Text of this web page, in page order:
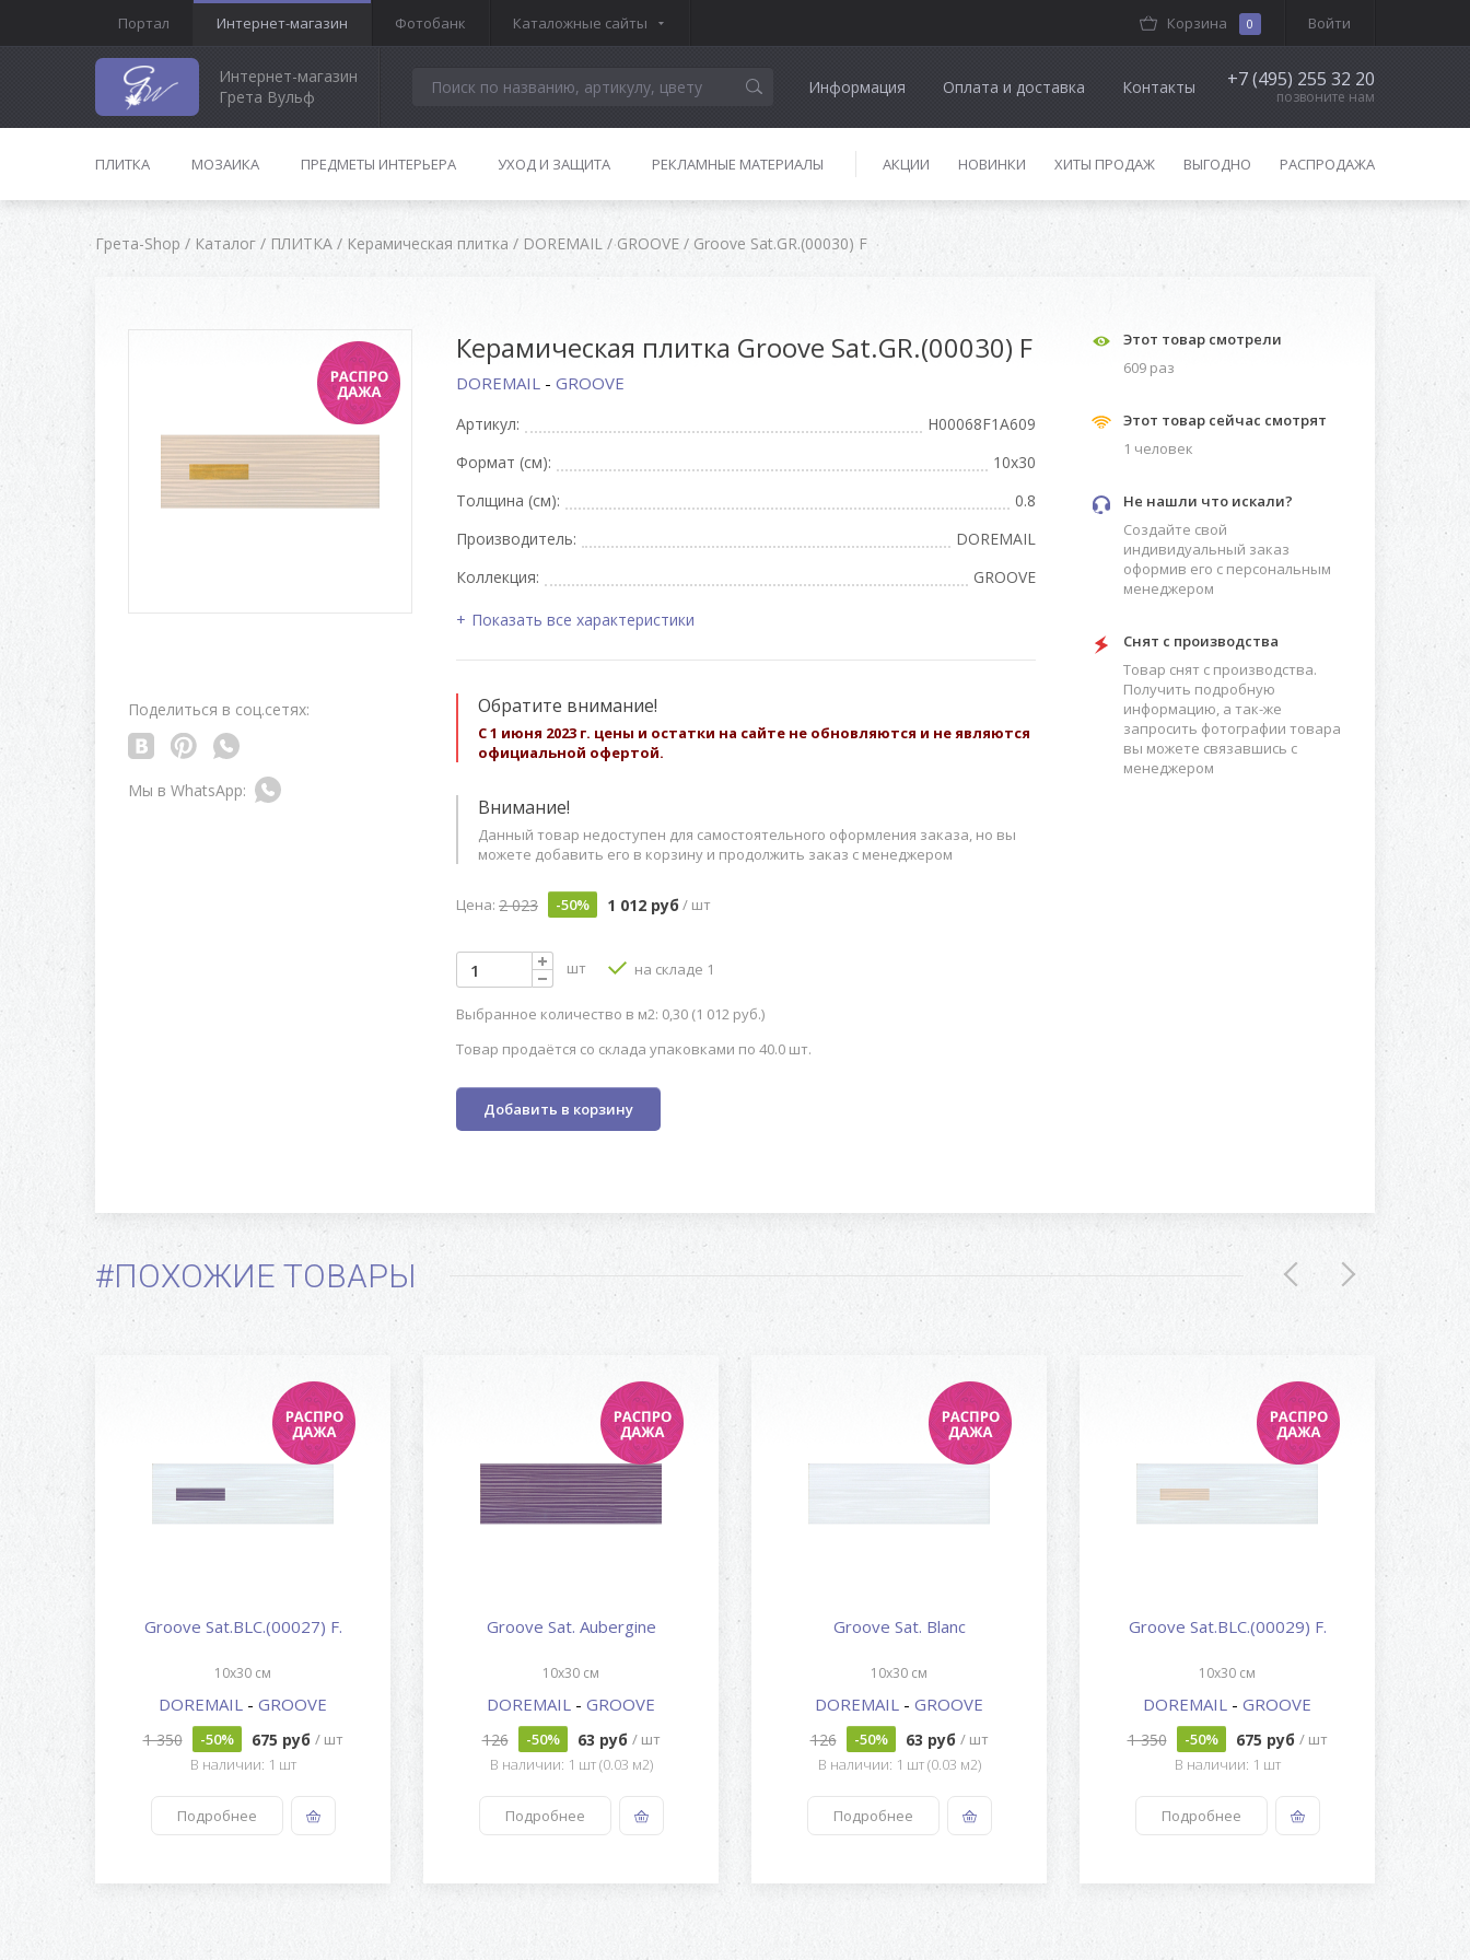
Портал Интернет-магазин Фотобанк Каталожные сайты Войти
Корзина 0
Интернет-магазин
Грета Вульф
Информация Оплата и доставка Контакты +7 (495) 255 32 20
позвоните нам
ПЛИТКА МОЗАИКА ПРЕДМЕТЫ ИНТЕРЬЕРА УХОД И ЗАЩИТА РЕКЛАМНЫЕ МАТЕРИАЛЫ АКЦИИ НОВИНКИ ХИТЫ ПРОДАЖ ВЫГОДНО РАСПРОДАЖА
Грета-Shop / Каталог / ПЛИТКА / Керамическая плитка / DOREMAIL / GROOVE / Groove Sat.GR.(00030) F
Поделиться в соц.сетях:
Керамическая плитка Groove Sat.GR.(00030) F
DOREMAIL - GROOVE
Артикул:
H00068F1A609
Формат (см):
10x30
Толщина (см):
0.8
Производитель:
DOREMAIL
Коллекция:
GROOVE
Показать все характеристики
Обратите внимание!
С 1 июня 2023 г. цены и остатки на сайте не обновляются и не являются
официальной офертой.
Внимание!
Данный товар недоступен для самостоятельного оформления заказа, но вы
можете добавить его в корзину и продолжить заказ с менеджером
Цена: 2 023 -50% 1 012 руб / шт
шт на складе 1
Выбранное количество в м2: 0,30 (1 012 руб.)
Товар продаётся со склада упаковками по 40.0 шт.
Добавить в корзину
Этот товар смотрели
609 раз
Этот товар сейчас смотрят
1 человек
Не нашли что искали?
Создайте свой
индивидуальный заказ
оформив его с персональным
менеджером
Снят с производства
Товар снят с производства.
Получить подробную
информацию, а так-же
запросить фотографии товара
вы можете связавшись с
менеджером
#ПОХОЖИЕ ТОВАРЫ
Groove Sat.BLC.(00027) F.
10x30 см
DOREMAIL - GROOVE
1 350 -50% 675 руб / шт
В наличии: 1 шт
Подробнее
Groove Sat. Aubergine
10x30 см
DOREMAIL - GROOVE
126 -50% 63 руб / шт
В наличии: 1 шт (0.03 м2)
Подробнее
Groove Sat. Blanc
10x30 см
DOREMAIL - GROOVE
126 -50% 63 руб / шт
В наличии: 1 шт (0.03 м2)
Подробнее
Groove Sat.BLC.(00029) F.
10x30 см
DOREMAIL - GROOVE
1 350 -50% 675 руб / шт
В наличии: 1 шт
Подробнее